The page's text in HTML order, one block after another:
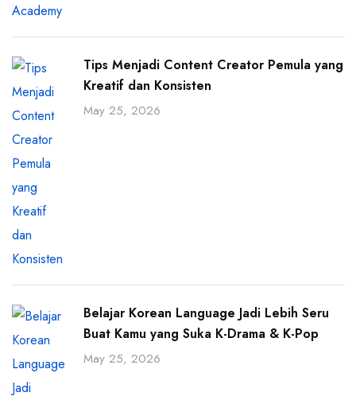
Tips Menjadi Content Creator Pemula yang
Kreatif dan Konsisten
May 25, 2026
Belajar Korean Language Jadi Lebih Seru
Buat Kamu yang Suka K-Drama & K-Pop
May 25, 2026